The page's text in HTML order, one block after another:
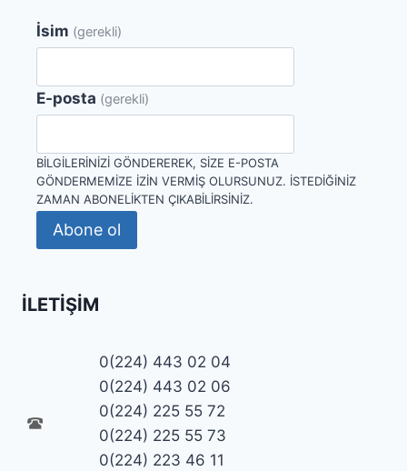
İsim (gerekli)
E-posta (gerekli)
BILGILERINIZI GÖNDEREREK, SIZE E-POSTA
GÖNDERMEMIZE IZIN VERMIŞ OLURSUNUZ. İSTEDIĞINIZ
ZAMAN ABONELIKTEN ÇIKABILIRSINIZ.
Abone ol
İLETIŞIM
0(224) 443 02 04
0(224) 443 02 06
0(224) 225 55 72
0(224) 225 55 73
0(224) 223 46 11